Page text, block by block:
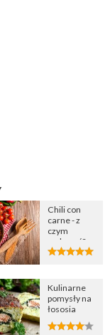
Chili con
carne - z
czym
podawać?
Kulinarne
pomysły na
łososia